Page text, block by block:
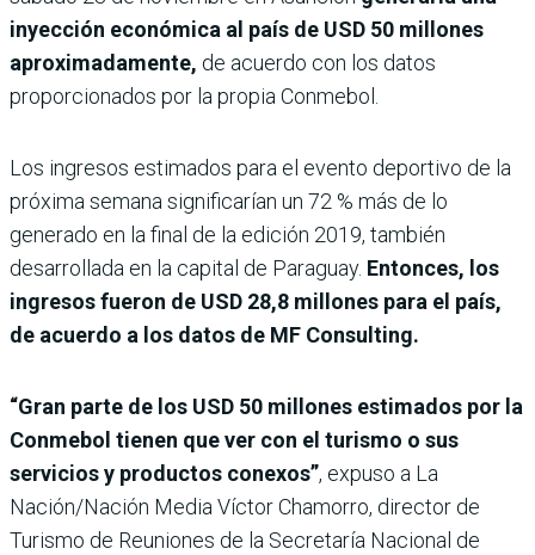
inyección económica al país de USD 50 millones
aproximadamente, de acuerdo con los datos
proporcionados por la propia Conmebol.
Los ingresos estimados para el evento deportivo de la
próxima semana significarían un 72 % más de lo
generado en la final de la edición 2019, también
desarrollada en la capital de Paraguay. Entonces, los
ingresos fueron de USD 28,8 millones para el país,
de acuerdo a los datos de MF Consulting.
“Gran parte de los USD 50 millones estimados por la
Conmebol tienen que ver con el turismo o sus
servicios y productos conexos”, expuso a La
Nación/Nación Media Víctor Chamorro, director de
Turismo de Reuniones de la Secretaría Nacional de